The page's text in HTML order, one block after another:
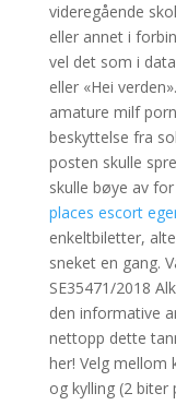
videregående
eller annet i
vel det som i
eller «Hei
amature milf
beskyttelse fra
posten skulle
skulle bøye av
places escort
enkeltbiletter,
sneket en gang.
SE35471/2018
den informative
nettopp dette
her! Velg mellom
og kylling (2 biter